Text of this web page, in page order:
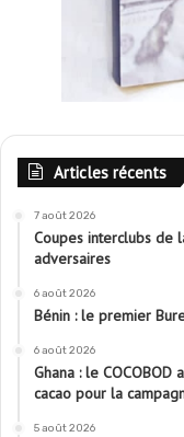
Articles récents
7 août 2026
Coupes interclubs de
adversaires
6 août 2026
Bénin : le premier
6 août 2026
Ghana : le
cacao pour la
5 août 2026